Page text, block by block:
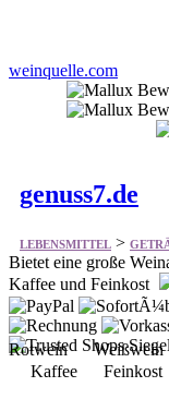
weinquelle.com
genuss7.de
LEBENSMITTEL >
Bietet eine große
Kaffee und Feinkost
Rotwein
Kaffee